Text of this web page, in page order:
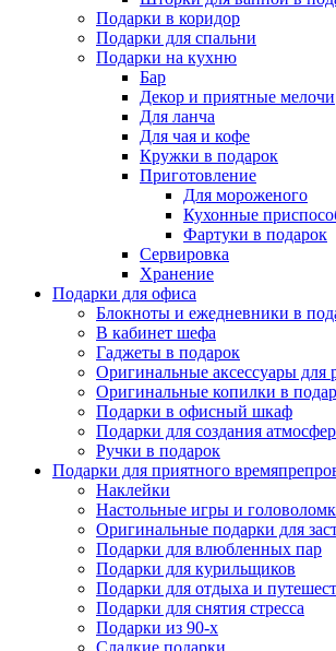
Подарки в коридор
Подарки для спальни
Подарки на кухню
Бар
Декор и приятные мелочи
Для ланча
Для чая и кофе
Кружки в подарок
Приготовление
Для мороженого
Кухонные
Фартуки в подарок
Сервировка
Хранение
Подарки для офиса
Блокноты и ежедневники в
В кабинет шефа
Гаджеты в подарок
Оригинальные аксессуары для
Оригинальные копилки в
Подарки в офисный шкаф
Подарки для создания
Ручки в подарок
Подарки для приятного
Наклейки
Настольные игры и
Оригинальные подарки для
Подарки для влюбленных пар
Подарки для курильщиков
Подарки для отдыха и
Подарки для снятия стресса
Подарки из 90-х
Сладкие подарки